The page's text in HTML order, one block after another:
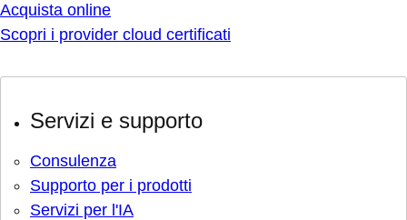
Acquista online
Scopri i provider cloud certificati
Servizi e supporto
Consulenza
Supporto per i prodotti
Servizi per l'IA